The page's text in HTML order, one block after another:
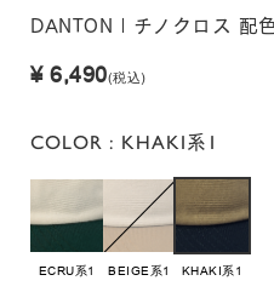
DANTON | チノクロス 配
¥ 6,490(税込)
COLOR : KHAKI系1
ECRU系1 BEIGE系1 KHAKI系1